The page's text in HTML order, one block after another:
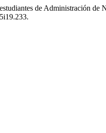
de Administración de